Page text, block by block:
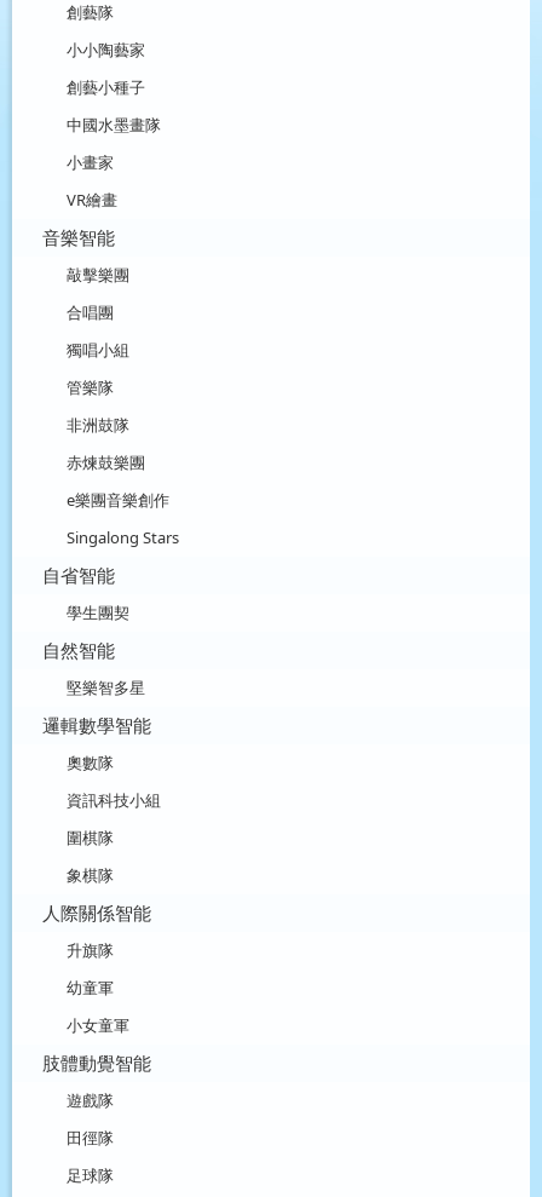
創藝隊
小小陶藝家
創藝小種子
中國水墨畫隊
小畫家
VR繪畫
音樂智能
敲擊樂團
合唱團
獨唱小組
管樂隊
非洲鼓隊
赤煉鼓樂團
e樂團音樂創作
Singalong Stars
自省智能
學生團契
自然智能
堅樂智多星
邏輯數學智能
奧數隊
資訊科技小組
圍棋隊
象棋隊
人際關係智能
升旗隊
幼童軍
小女童軍
肢體動覺智能
遊戲隊
田徑隊
足球隊